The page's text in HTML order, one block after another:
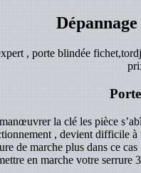
, porte blindée
la clé les pièce
, devient difficile à
de marche plus dans ce
en marche votre